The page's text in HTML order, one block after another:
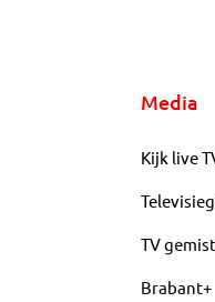
Media
Kijk live
TV gemist
Brabant+